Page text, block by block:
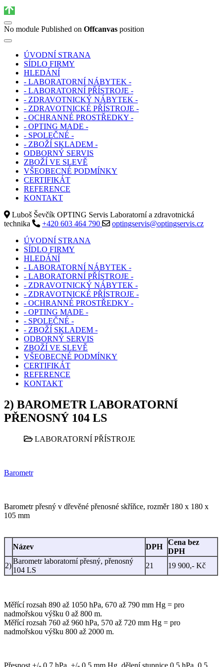
No module Published on Offcanvas position
ÚVODNÍ STRANA
SÍDLO FIRMY
HLEDÁNÍ
- LABORATORNÍ NÁBYTEK -
- LABORATORNÍ PŘÍSTROJE -
- ZDRAVOTNICKÝ NÁBYTEK -
- ZDRAVOTNICKÉ PŘÍSTROJE -
- OCHRANNÉ PROSTŘEDKY -
- OPTING MADE -
- SPOLEČNÉ -
- ZBOŽÍ SKLADEM -
ODBORNÝ SERVIS
ZBOŽÍ VE SLEVĚ
VŠEOBECNÉ PODMÍNKY
CERTIFIKÁT
REFERENCE
KONTAKT
Luboš Ševčík OPTING Servis Laboratorní a zdravotnická
technika
+420 603 464 790
optingservis@optingservis.cz
ÚVODNÍ STRANA
SÍDLO FIRMY
HLEDÁNÍ
- LABORATORNÍ NÁBYTEK -
- LABORATORNÍ PŘÍSTROJE -
- ZDRAVOTNICKÝ NÁBYTEK -
- ZDRAVOTNICKÉ PŘÍSTROJE -
- OCHRANNÉ PROSTŘEDKY -
- OPTING MADE -
- SPOLEČNÉ -
- ZBOŽÍ SKLADEM -
ODBORNÝ SERVIS
ZBOŽÍ VE SLEVĚ
VŠEOBECNÉ PODMÍNKY
CERTIFIKÁT
REFERENCE
KONTAKT
2) BAROMETR LABORATORNÍ
PŘENOSNÝ 104 LS
LABORATORNÍ PŘÍSTROJE
Barometr
Barometr přesný v dřevěné přenosné skříňce, rozměr 180 x 180 x
105 mm
Název DPH
Cena bez
DPH
2)
Barometr laboratorní přesný, přenosný
104 LS
21 19 900,- Kč
Měřící rozsah 890 až 1050 hPa, 670 až 790 mm Hg = pro
nadmořskou výšku 0 až 800 m.
Měřící rozsah 760 až 960 hPa, 570 až 720 mm Hg = pro
nadmořskou výšku 800 až 2000 m.
Přesnost +/- 0,7 hPa, +/- 0,5 mm Hg, dělení stupnice 0,5 hPa, 0,5